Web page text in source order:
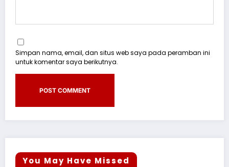
Simpan nama, email, dan situs web saya pada peramban ini
untuk komentar saya berikutnya.
You May Have Missed